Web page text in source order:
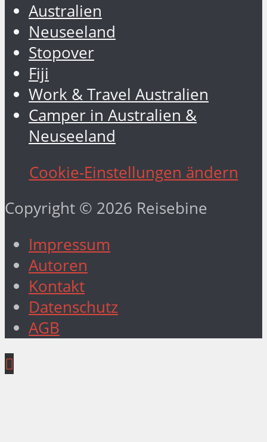
Australien
Neuseeland
Stopover
Fiji
Work & Travel Australien
Camper in Australien &
Neuseeland
Cookie-Einstellungen ändern
Copyright © 2026 Reisebine
Impressum
Autoren
Kontakt
Datenschutz
AGB